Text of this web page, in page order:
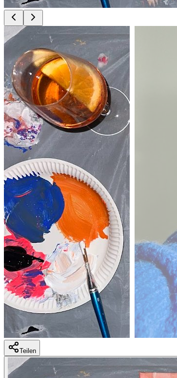
Teilen